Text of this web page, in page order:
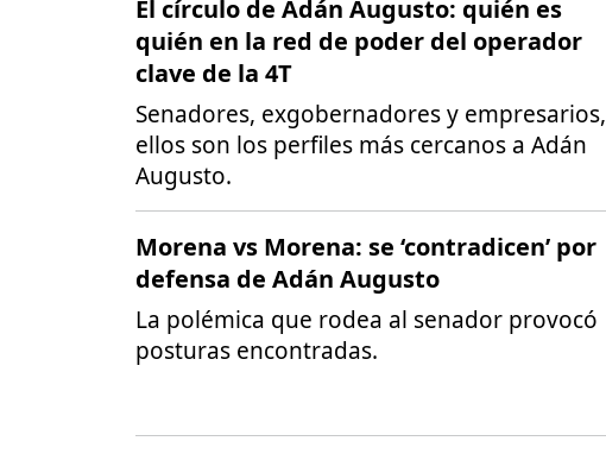
El círculo de Adán Augusto: quién es
quién en la red de poder del operador
clave de la 4T
Senadores, exgobernadores y empresarios,
ellos son los perfiles más cercanos a Adán
Augusto.
Morena vs Morena: se ‘contradicen’ por
defensa de Adán Augusto
La polémica que rodea al senador provocó
posturas encontradas.